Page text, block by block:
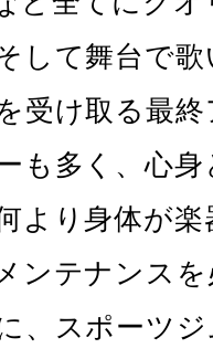
して舞台で
受け取る最
も多く、心
より身体が
ンテナンス
、スポーツ